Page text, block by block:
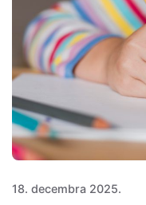
18. decembra 2025.